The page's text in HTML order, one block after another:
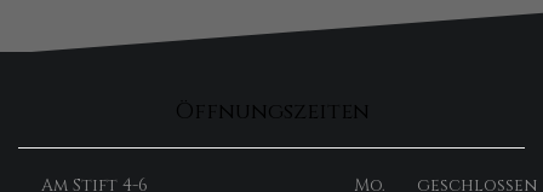
Öffnungszeiten
Mo. geschlossen
Am Stift 4-6